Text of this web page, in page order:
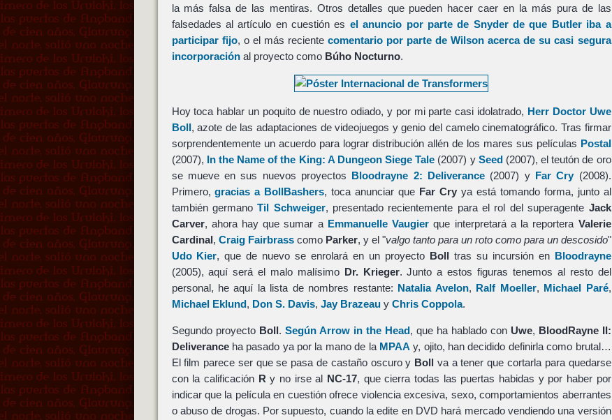
la más falsa de las mentiras. Otros detalles que pueden hacer caer en la más pura de las
falsedades al artículo en cuestión es el anuncio por parte de Snyder de que Butler iba a
participar fijo, o el más reciente comentario por parte de Wilson acerca de su casi segura
incorporaciónal proyecto como Búho Nocturno.
Hoy toca hablar un poquito de nuestro odiado, y por mi parte casi idolatrado, Herr Doctor Uwe
Boll, azote de las adaptaciones de videojuegos y genio del camelo cinematográfico. Tras firmar
sorprendentemente un acuerdo para lograr distribución allén de los mares sus películas Postal
(2007), In the Name of the King: A Dungeon Siege Tale (2007) y Seed(2007), el teutón de oro
se mueve en sus nuevos proyectos Bloodrayne 2: Deliverance (2007) y Far Cry (2008).
Primero,gracias a BollBashers, toca anunciar que Far Cryya está tomando forma, junto al
también germanoTil Schweiger, presentado recientemente para el rol del superagente Jack
Carver, ahora hay que sumar a Emmanuelle Vaugier que interpretará a la reportera Valerie
Cardinal, Craig Fairbrasscomo Parker, y el "valgo tanto para un roto como para un descosido"
Udo Kier, que de nuevo se enrolará en un proyecto Boll tras su incursión en Bloodrayne
(2005), aquí será el malo malísimo Dr. Krieger. Junto a estos figuras tenemos al resto del
personal, he aquí la lista de nombres restante: Natalia Avelon, Ralf Moeller, Michael Paré,
Michael Eklund, Don S. Davis, Jay Brazeauy Chris Coppola.
Segundo proyecto Boll. Según Arrow in the Head, que ha hablado con Uwe, BloodRayne II:
Deliveranceha pasado ya por la mano de la MPAA y, ojito, han decidido definirla como brutal…
El film parece ser que se pasa de castaño oscuro y Boll va a tener que cortarla para quedarse
con la calificación R y no irse al NC-17, que cierra todas las puertas habidas y por haber por
indicar que la película en cuestión ofrece violencia excesiva, sexo, comportamientos aberrantes
o abuso de drogas. Por supuesto, cuando la edite en DVD hará mercado vendiendo una versión